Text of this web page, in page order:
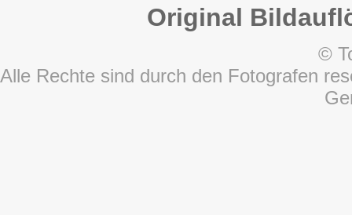
Original
©
Alle Rechte sind durch den Fotografen